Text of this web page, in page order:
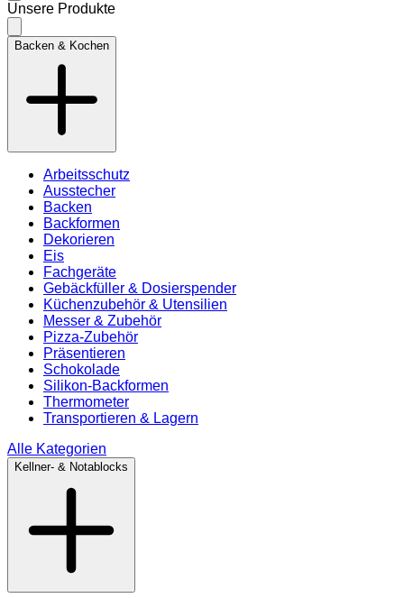
Unsere Produkte
Backen & Kochen
Arbeitsschutz
Ausstecher
Backen
Backformen
Dekorieren
Eis
Fachgeräte
Gebäckfüller & Dosierspender
Küchenzubehör & Utensilien
Messer & Zubehör
Pizza-Zubehör
Präsentieren
Schokolade
Silikon-Backformen
Thermometer
Transportieren & Lagern
Alle Kategorien
Kellner- & Notablocks